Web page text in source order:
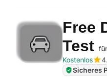
Free
Test
Kostenlos
Sicheres